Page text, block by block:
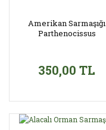
Amerikan Sarmaşığı
Parthenocissus
350,00 TL